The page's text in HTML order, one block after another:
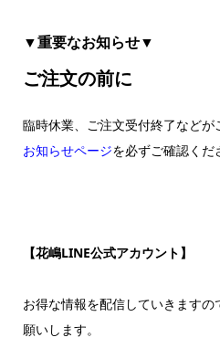
▼重要なお知らせ▼
ご注文の前に
臨時休業、ご注文受付終了など
お知らせページを必ずご確認くだ
【花嶋LINE公式アカウント】
お得な情報を配信していきます
願いします。